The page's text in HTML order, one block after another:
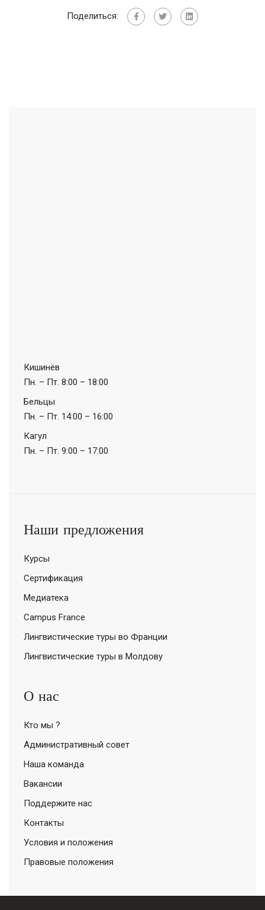
Поделиться:
Кишинёв
Пн. – Пт. 8:00 – 18:00
Бельцы
Пн. – Пт. 14:00 – 16:00
Кагул
Пн. – Пт. 9:00 – 17:00
Наши предложения
Курсы
Сертификация
Медиатека
Campus France
Лингвистические туры во Франции
Лингвистические туры в Молдову
О нас
Кто мы ?
Административный совет
Наша команда
Вакансии
Поддержите нас
Контакты
Условия и положения
Правовые положения